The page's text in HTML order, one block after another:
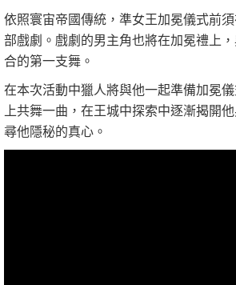
依照寰宙帝國傳統，準女王加冕儀式前
部戲劇。戲劇的男主角也將在加冕禮上
合的第一支舞。
在本次活動中獵人將與他一起準備加冕
上共舞一曲，在王城中探索中逐漸揭開
尋他隱秘的真心。